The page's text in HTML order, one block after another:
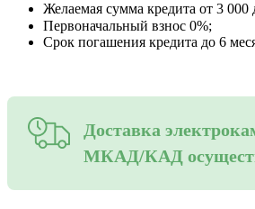
Желаемая сумма кредита от 3 000
Первоначальный взнос 0%;
Срок погашения кредита до 6
Доставка
МКАД/КАД